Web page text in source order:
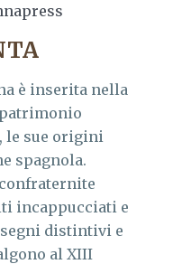
è inserita nella
le sue origini
spagnola.
incappucciati e
distintivi e
al XIII